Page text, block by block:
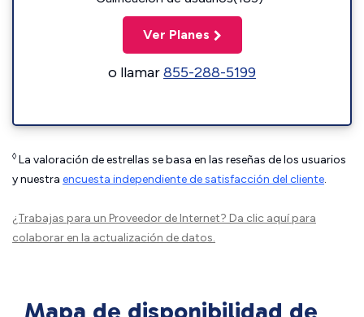
Ver Planes
o llamar855-288-5199
◊ La valoración de estrellas se basa en las reseñas de los usuarios
y nuestra encuesta independiente de satisfacción del cliente.
¿Trabajas para un Proveedor de Internet? Da clic aquípara
colaborar en la actualización de datos.